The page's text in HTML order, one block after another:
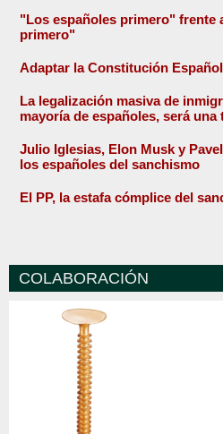
"Los españoles primero" frente
primero"
Adaptar la Constitución
La legalización masiva de
mayoría de españoles, será una
Julio Iglesias, Elon Musk y
los españoles del sanchismo
El PP, la estafa cómplice del
COLABORACIÓN